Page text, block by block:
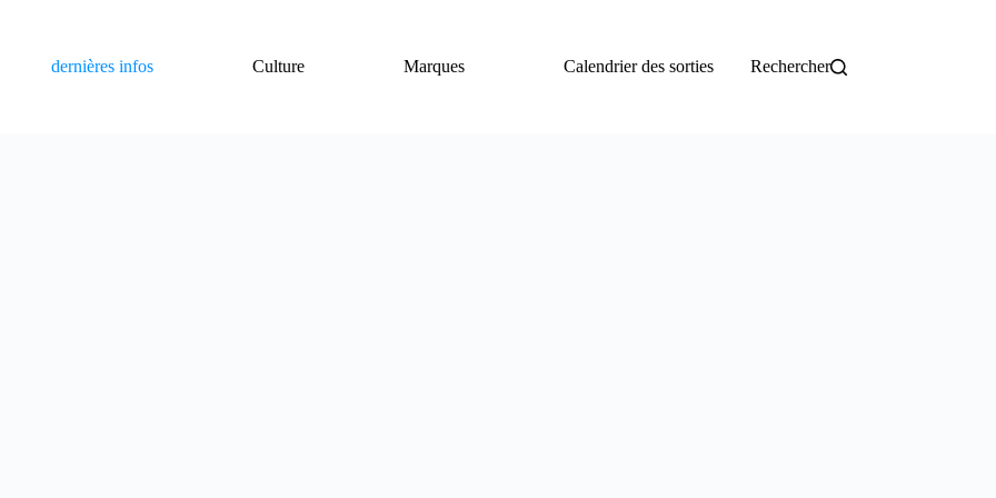
dernières infos
Culture Marques Calendrier des sorties Rechercher